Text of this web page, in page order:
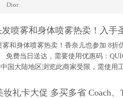
Dior
发喷雾和身体喷雾热卖！入
雾和身体喷雾热卖！香奈儿也参加 8
免费当日送达，需要使用优惠码：
国大陆地区浏览此商家受限，需使用
妆礼卡大促 多买多省 Coach